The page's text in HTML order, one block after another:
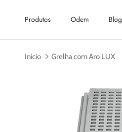
Produtos Odem Blog
Início Grelha com Aro LUX